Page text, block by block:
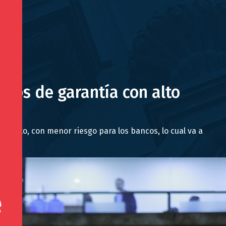
de garantía con alto
con menor riesgo para los bancos, lo cual va a